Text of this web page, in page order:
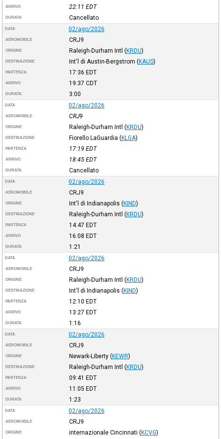
ARRIVO 22:11 EDT
DURATA Cancellato
DATA 02/ago/2026
AEROMOBILE CRJ9
ORIGINE Raleigh-Durham Intl (KRDU)
DESTINAZIONE Int'l di Austin-Bergstrom (KAUS)
PARTENZA 17:36 EDT
ARRIVO 19:37 CDT
DURATA 3:00
DATA 02/ago/2026
AEROMOBILE CRJ9
ORIGINE Raleigh-Durham Intl (KRDU)
DESTINAZIONE Fiorello LaGuardia (KLGA)
PARTENZA 17:19 EDT
ARRIVO 18:45 EDT
DURATA Cancellato
DATA 02/ago/2026
AEROMOBILE CRJ9
ORIGINE Int'l di Indianapolis (KIND)
DESTINAZIONE Raleigh-Durham Intl (KRDU)
PARTENZA 14:47 EDT
ARRIVO 16:08 EDT
DURATA 1:21
DATA 02/ago/2026
AEROMOBILE CRJ9
ORIGINE Raleigh-Durham Intl (KRDU)
DESTINAZIONE Int'l di Indianapolis (KIND)
PARTENZA 12:10 EDT
ARRIVO 13:27 EDT
DURATA 1:16
DATA 02/ago/2026
AEROMOBILE CRJ9
ORIGINE Newark-Liberty (KEWR)
DESTINAZIONE Raleigh-Durham Intl (KRDU)
PARTENZA 09:41 EDT
ARRIVO 11:05 EDT
DURATA 1:23
DATA 02/ago/2026
AEROMOBILE CRJ9
ORIGINE internazionale Cincinnati (KCVG)